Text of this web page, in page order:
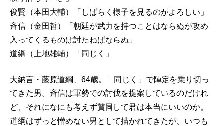
俊賢（本田大輔）「しばらく様子を見るのがよろしい」
斉信（金田哲）「朝廷が武力を持つことはならぬが攻め
入ってくるものは討たねばならぬ」
道綱（上地雄輔）「同じく」
大納言・藤原道綱、64歳。「同じく」で陣定を乗り切っ
てきた男。斉信は軍勢での討伐を提案しているのだけれ
ど、それになにも考えず賛同して君は本当にいいのか。
道綱はずっと憎めない男として描かれてきたが、いつも